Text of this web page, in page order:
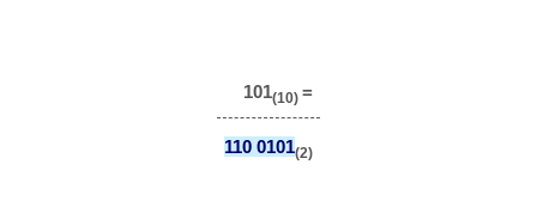
101(10) =
110 0101(2)